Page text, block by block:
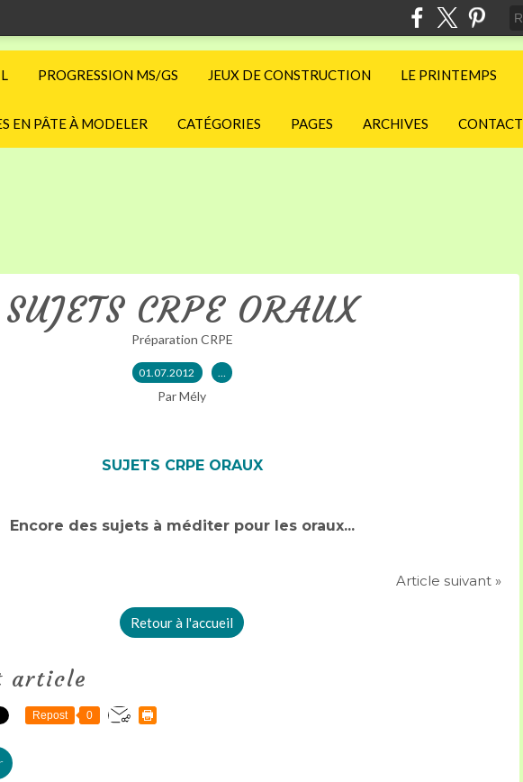
PROGRESSION MS/GS JEUX DE CONSTRUCTION LE PRINTEMPS
EN PÂTE À MODELER CATÉGORIES PAGES ARCHIVES CONTACT
SUJETS CRPE ORAUX
Préparation CRPE
01.07.2012 …
Par Mély
SUJETS CRPE ORAUX
Encore des sujets à méditer pour les oraux...
Article suivant »
Retour à l'accueil
article
Repost 0